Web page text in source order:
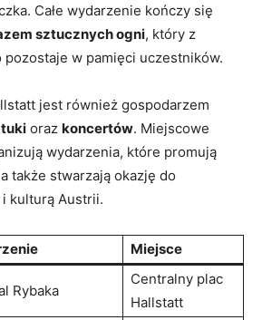
Całe wydarzenie ⁤kończy​ się
sztucznych ogni, który z
‍pozostaje w‍ pamięci uczestników.
jest również gospodarzem
oraz koncertów. Miejscowe
wydarzenia, które ⁣promują
także stwarzają okazję do
kulturą Austrii.
Miejsce
Rybaka
Centralny plac
Hallstatt